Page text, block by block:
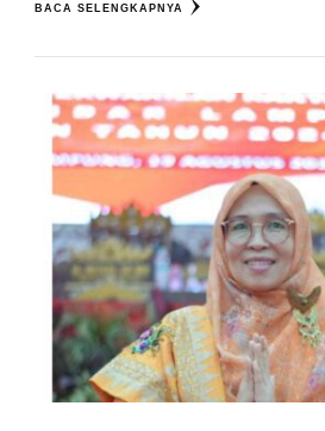
BACA SELENGKAPNYA